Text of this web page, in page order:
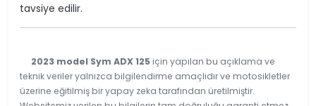
tavsiye edilir.
2023 model Sym ADX 125 için yapılan bu açıklama ve
teknik veriler yalnızca bilgilendirme amaçlıdır ve motosikletler
üzerine eğitilmiş bir yapay zeka tarafından üretilmiştir.